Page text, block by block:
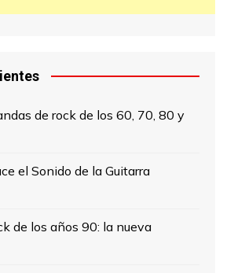
de rock de los 60, 70, 80 y
el Sonido de la Guitarra
de los años 90: la nueva